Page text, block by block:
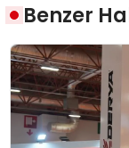
Benzer